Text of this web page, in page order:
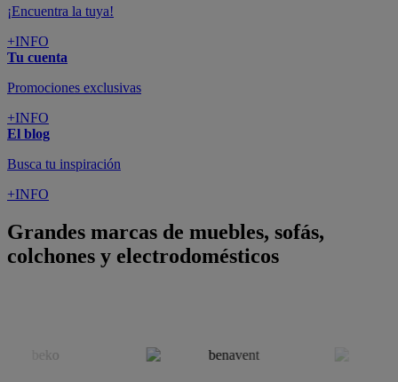
¡Encuentra la tuya!
+INFO
Tu cuenta
Promociones exclusivas
+INFO
El blog
Busca tu inspiración
+INFO
Grandes marcas de muebles, sofás,
colchones y electrodomésticos